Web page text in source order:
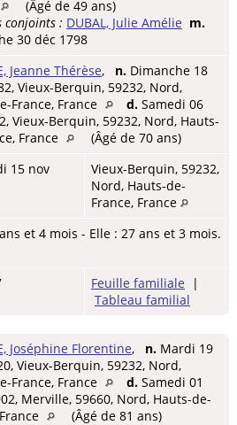
(Âgé de 49 ans)
conjoints : DUBAL, Julie Amélie m.
30 déc 1798
Jeanne Thérèse, n. Dimanche 18
Vieux-Berquin, 59232, Nord,
France, France
d. Samedi 06
Vieux-Berquin, 59232, Nord, Hauts-
France
(Âgé de 70 ans)
15 nov
Vieux-Berquin, 59232,
Nord, Hauts-de-
France, France
et 4 mois - Elle : 27 ans et 3 mois.
Feuille familiale |
Tableau familial
Joséphine Florentine, n. Mardi 19
Vieux-Berquin, 59232, Nord,
France, France
d. Samedi 01
Merville, 59660, Nord, Hauts-de-
(Âgé de 81 ans)